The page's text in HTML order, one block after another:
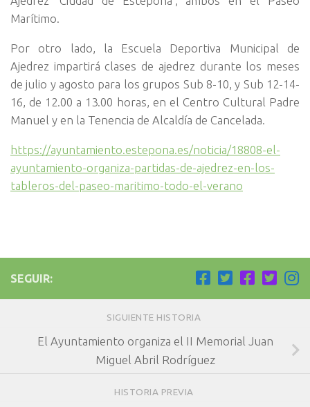
Marítimo.
Por otro lado, la Escuela Deportiva Municipal de
Ajedrez impartirá clases de ajedrez durante los meses
de julio y agosto para los grupos Sub 8-10, y Sub 12-14-
16, de 12.00 a 13.00 horas, en el Centro Cultural Padre
Manuel y en la Tenencia de Alcaldía de Cancelada.
https://ayuntamiento.estepona.es/noticia/18808-el-
ayuntamiento-organiza-partidas-de-ajedrez-en-los-
tableros-del-paseo-maritimo-todo-el-verano
SEGUIR:
SIGUIENTE HISTORIA
El Ayuntamiento organiza el II Memorial Juan
Miguel Abril Rodríguez
HISTORIA PREVIA